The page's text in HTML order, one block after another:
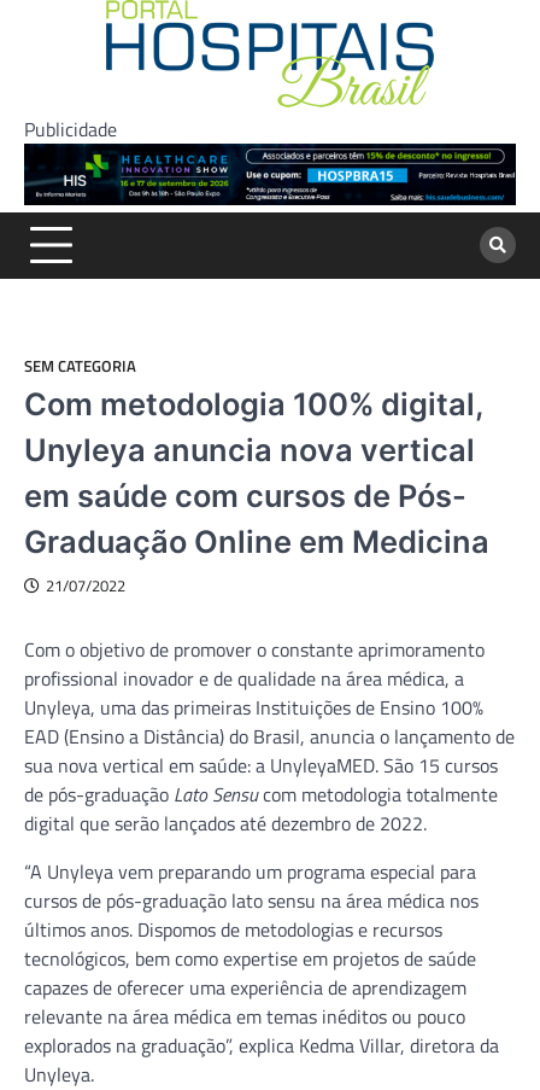
Publicidade
SEM CATEGORIA
Com metodologia 100% digital,
Unyleya anuncia nova vertical
em saúde com cursos de Pós-
Graduação Online em Medicina
21/07/2022
Com o objetivo de promover o constante aprimoramento
profissional inovador e de qualidade na área médica, a
Unyleya, uma das primeiras Instituições de Ensino 100%
EAD (Ensino a Distância) do Brasil, anuncia o lançamento de
sua nova vertical em saúde: a UnyleyaMED. São 15 cursos
de pós-graduação Lato Sensucom metodologia totalmente
digital que serão lançados até dezembro de 2022.
“A Unyleya vem preparando um programa especial para
cursos de pós-graduação lato sensu na área médica nos
últimos anos. Dispomos de metodologias e recursos
tecnológicos, bem como expertise em projetos de saúde
capazes de oferecer uma experiência de aprendizagem
relevante na área médica em temas inéditos ou pouco
explorados na graduação”, explica Kedma Villar, diretora da
Unyleya.